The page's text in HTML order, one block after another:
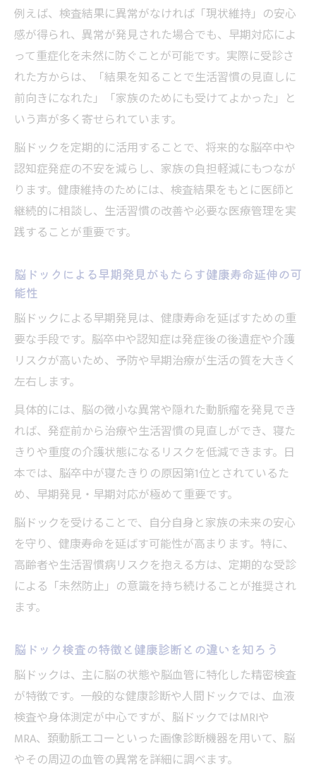
健康診断との違いを知り脳ドックで潜在リ
スクに気づく
脳ドックが健康管理に欠かせない理由を解説
脳ドックの科学的根拠と健康管理への重要
性
脳ドックによるリスク評価と生活習慣見直
しの効果
健康維持のために脳ドックが果たす役割と
は
脳ドックと健康診断の役割の違いを理解し
よう
説
軸
脳ドック効果とデメリットを比較した受診
判断のポイント
たい人の特徴
脳ドック費用や偶発的所見を受診基準にど
う活かすか
脳ドックが意味ないと感じる人に知ってほ
脳ドックデメリットも理解した上で判断す
る方法
脳ドックでわかる認知症や脳卒中リスクの新常
識
メリット
脳ドックが脳卒中リスク評価に有効な理由
とは
脳ドックとMRIの違いを知りリスク対応に役
立てる
脳ドック受けた方がいい人が得られる新常
例えば、検査結果に異常がなければ「現状維持」の安心
感が得られ、異常が発見された場合でも、早期対応によ
って重症化を未然に防ぐことが可能です。実際に受診さ
れた方からは、「結果を知ることで生活習慣の見直しに
前向きになれた」「家族のためにも受けてよかった」と
いう声が多く寄せられています。
脳ドックを定期的に活用することで、将来的な脳卒中や
認知症発症の不安を減らし、家族の負担軽減にもつなが
ります。健康維持のためには、検査結果をもとに医師と
継続的に相談し、生活習慣の改善や必要な医療管理を実
践することが重要です。
脳ドックによる早期発見がもたらす健康寿命延伸の可
能性
脳ドックによる早期発見は、健康寿命を延ばすための重
要な手段です。脳卒中や認知症は発症後の後遺症や介護
リスクが高いため、予防や早期治療が生活の質を大きく
左右します。
具体的には、脳の微小な異常や隠れた動脈瘤を発見でき
れば、発症前から治療や生活習慣の見直しができ、寝た
きりや重度の介護状態になるリスクを低減できます。日
本では、脳卒中が寝たきりの原因第1位とされているた
め、早期発見・早期対応が極めて重要です。
脳ドックを受けることで、自分自身と家族の未来の安心
を守り、健康寿命を延ばす可能性が高まります。特に、
高齢者や生活習慣病リスクを抱える方は、定期的な受診
による「未然防止」の意識を持ち続けることが推奨され
ます。
脳ドック検査の特徴と健康診断との違いを知ろう
脳ドックは、主に脳の状態や脳血管に特化した精密検査
が特徴です。一般的な健康診断や人間ドックでは、血液
検査や身体測定が中心ですが、脳ドックではMRIや
MRA、頚動脈エコーといった画像診断機器を用いて、脳
やその周辺の血管の異常を詳細に調べます。